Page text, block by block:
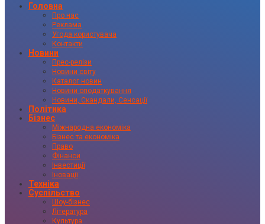
Головна
Про нас
Реклама
Угода користувача
Контакти
Новини
Прес-релізи
Новини світу
Каталог новин
Новини оподаткування
Новини, Скандали, Сенсації
Політика
Бізнес
Міжнародна економіка
Бізнес та економіка
Право
Фінанси
Інвестиції
Іновації
Техніка
Суспільство
Шоу-бізнес
Література
Культура